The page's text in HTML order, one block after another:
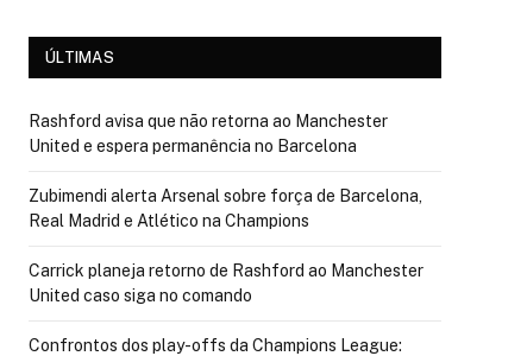
ÚLTIMAS
Rashford avisa que não retorna ao Manchester
United e espera permanência no Barcelona
Zubimendi alerta Arsenal sobre força de Barcelona,
Real Madrid e Atlético na Champions
Carrick planeja retorno de Rashford ao Manchester
United caso siga no comando
Confrontos dos play-offs da Champions League: